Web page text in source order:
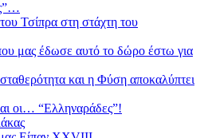
Τσίπρα στη στάχτη του
μας έδωσε αυτό το δώρο έστω για
και η Φύση αποκαλύπτει
οι… “Ελληναράδες”!